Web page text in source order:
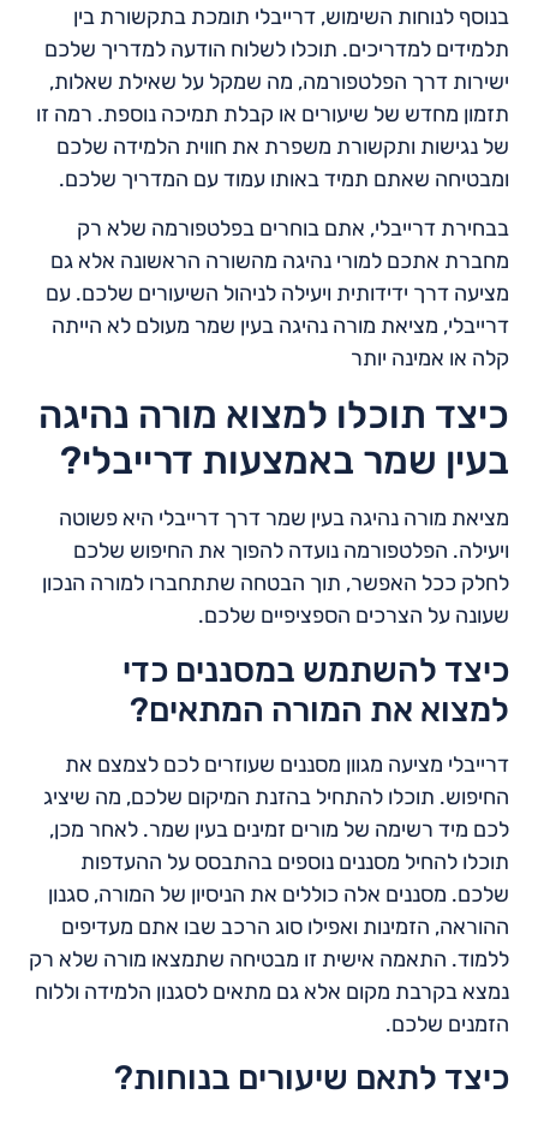
בנוסף לנוחות השימוש, דרייבלי תומכת בתקשורת בין
תלמידים למדריכים. תוכלו לשלוח הודעה למדריך שלכם
ישירות דרך הפלטפורמה, מה שמקל על שאילת שאלות,
תזמון מחדש של שיעורים או קבלת תמיכה נוספת. רמה זו
של נגישות ותקשורת משפרת את חווית הלמידה שלכם
ומבטיחה שאתם תמיד באותו עמוד עם המדריך שלכם.
בבחירת דרייבלי, אתם בוחרים בפלטפורמה שלא רק
מחברת אתכם למורי נהיגה מהשורה הראשונה אלא גם
מציעה דרך ידידותית ויעילה לניהול השיעורים שלכם. עם
דרייבלי, מציאת מורה נהיגה בעין שמר מעולם לא הייתה
קלה או אמינה יותר
כיצד תוכלו למצוא מורה נהיגה
בעין שמר באמצעות דרייבלי?
מציאת מורה נהיגה בעין שמר דרך דרייבלי היא פשוטה
ויעילה. הפלטפורמה נועדה להפוך את החיפוש שלכם
לחלק ככל האפשר, תוך הבטחה שתתחברו למורה הנכון
שעונה על הצרכים הספציפיים שלכם.
כיצד להשתמש במסננים כדי
למצוא את המורה המתאים?
דרייבלי מציעה מגוון מסננים שעוזרים לכם לצמצם את
החיפוש. תוכלו להתחיל בהזנת המיקום שלכם, מה שיציג
לכם מיד רשימה של מורים זמינים בעין שמר. לאחר מכן,
תוכלו להחיל מסננים נוספים בהתבסס על ההעדפות
שלכם. מסננים אלה כוללים את הניסיון של המורה, סגנון
ההוראה, הזמינות ואפילו סוג הרכב שבו אתם מעדיפים
ללמוד. התאמה אישית זו מבטיחה שתמצאו מורה שלא רק
נמצא בקרבת מקום אלא גם מתאים לסגנון הלמידה וללוח
הזמנים שלכם.
כיצד לתאם שיעורים בנוחות?